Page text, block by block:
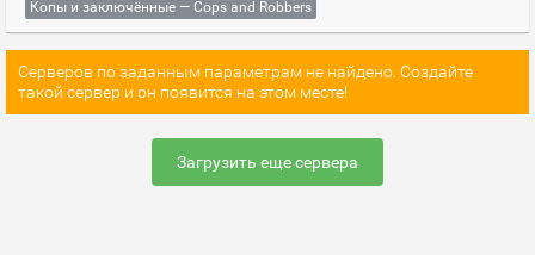
Копы и заключённые — Cops and Robbers
Серверов по заданным параметрам не найдено. Создайте
такой сервер и он появится на этом месте!
Загрузить еще сервера